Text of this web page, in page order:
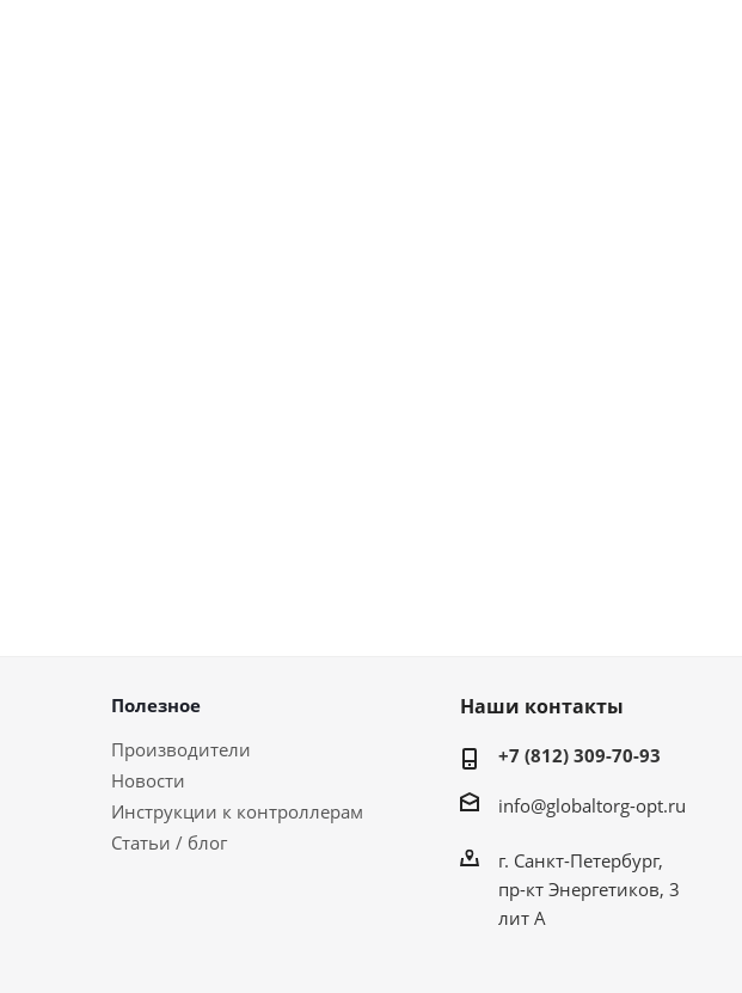
Полезное
Производители
Новости
Инструкции к контроллерам
Статьи / блог
Наши контакты
+7 (812) 309-70-93
info@globaltorg-opt.ru
г. Санкт-Петербург,
пр-кт Энергетиков, 3
лит А